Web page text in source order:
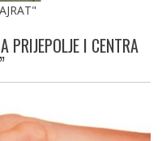
PRIJEPOLJE I CENTRA